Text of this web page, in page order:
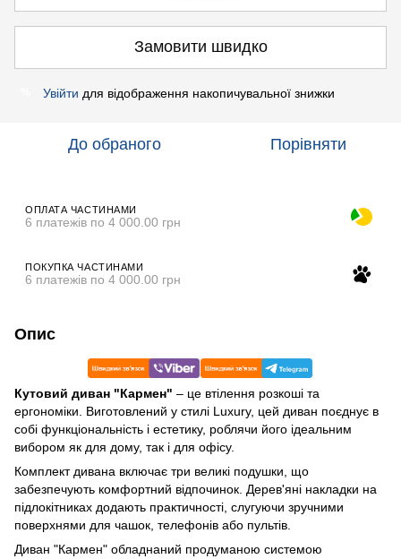
Замовити швидко
Увійти для відображення накопичувальної знижки
До обраного Порівняти
ОПЛАТА ЧАСТИНАМИ
6 платежів по 4 000.00 грн
ПОКУПКА ЧАСТИНАМИ
6 платежів по 4 000.00 грн
Опис
Кутовий диван "Кармен" – це втілення розкоші та
ергономіки. Виготовлений у стилі Luxury, цей диван поєднує в
собі функціональність і естетику, роблячи його ідеальним
вибором як для дому, так і для офісу.
Комплект дивана включає три великі подушки, що
забезпечують комфортний відпочинок. Дерев'яні накладки на
підлокітниках додають практичності, слугуючи зручними
поверхнями для чашок, телефонів або пультів.
Диван "Кармен" обладнаний продуманою системою